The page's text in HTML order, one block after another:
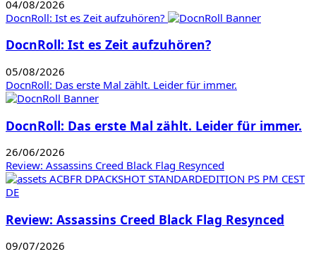
04/08/2026
DocnRoll: Ist es Zeit aufzuhören?
DocnRoll: Ist es Zeit aufzuhören?
05/08/2026
DocnRoll: Das erste Mal zählt. Leider für immer.
DocnRoll: Das erste Mal zählt. Leider für immer.
26/06/2026
Review: Assassins Creed Black Flag Resynced
Review: Assassins Creed Black Flag Resynced
09/07/2026